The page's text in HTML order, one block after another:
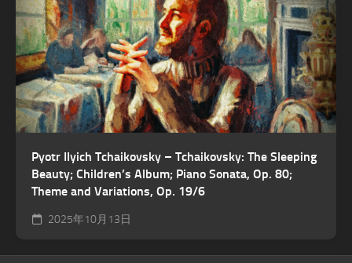
Pyotr Ilyich Tchaikovsky – Tchaikovsky: The Sleeping
Beauty; Children’s Album; Piano Sonata, Op. 80;
Theme and Variations, Op. 19/6
2025年10月13日